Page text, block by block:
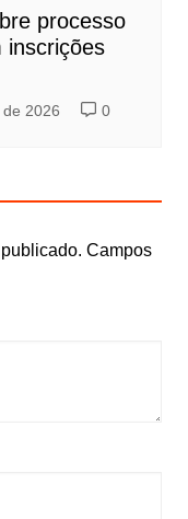
processo
inscrições
2026 0
Campos